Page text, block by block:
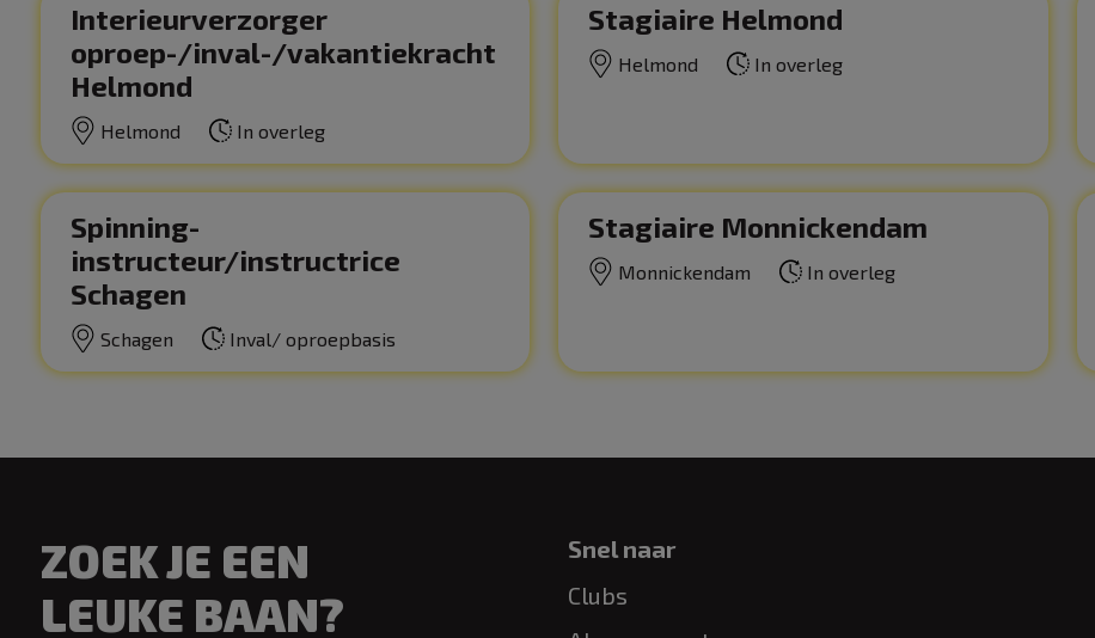
Interieurverzorger
oproep-/inval-/vakantiekracht
Helmond
Helmond In overleg
Stagiaire Helmond
Helmond In overleg
Spinning-
instructeur/instructrice
Schagen
Schagen Inval/ oproepbasis
Stagiaire Monnickendam
Monnickendam In overleg
ZOEK JE EEN
LEUKE BAAN?
Snel naar
Clubs